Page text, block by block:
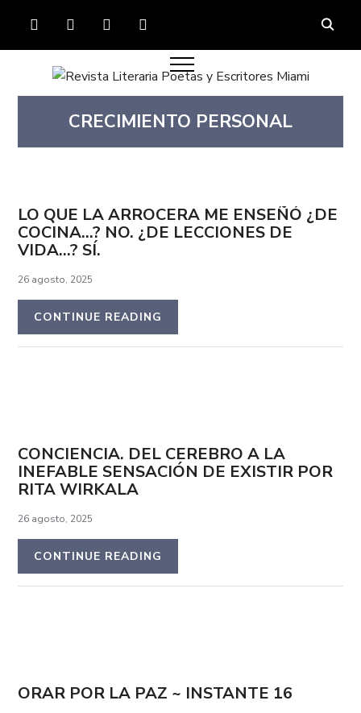
FACEBOOKTWITTERINSTAGRAMYOUTUBE
CRECIMIENTO PERSONAL
LO QUE LA ARROCERA ME ENSEÑÓ ¿DE
COCINA…? NO. ¿DE LECCIONES DE
VIDA…? SÍ.
26 agosto, 2025
CONTINUE READING
CONCIENCIA. DEL CEREBRO A LA
INEFABLE SENSACIÓN DE EXISTIR POR
RITA WIRKALA
26 agosto, 2025
CONTINUE READING
ORAR POR LA PAZ ~ INSTANTE 16